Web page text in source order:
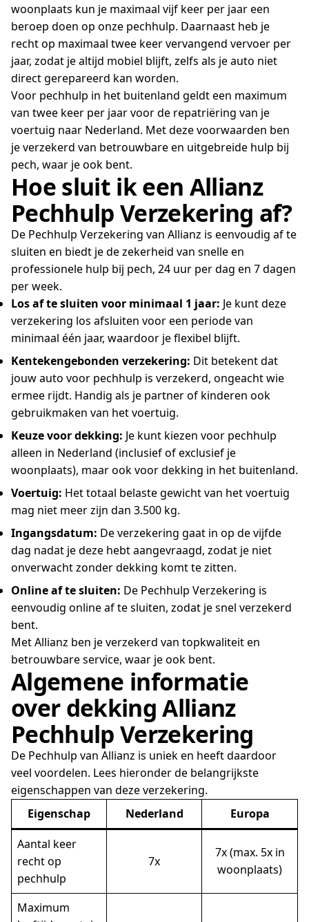
woonplaats kun je maximaal vijf keer per jaar een
beroep doen op onze pechhulp. Daarnaast heb je
recht op maximaal twee keer vervangend vervoer per
jaar, zodat je altijd mobiel blijft, zelfs als je auto niet
direct gerepareerd kan worden.
Voor pechhulp in het buitenland geldt een maximum
van twee keer per jaar voor de repatriëring van je
voertuig naar Nederland. Met deze voorwaarden ben
je verzekerd van betrouwbare en uitgebreide hulp bij
pech, waar je ook bent.
Hoe sluit ik een Allianz
Pechhulp Verzekering af?
De Pechhulp Verzekering van Allianz is eenvoudig af te
sluiten en biedt je de zekerheid van snelle en
professionele hulp bij pech, 24 uur per dag en 7 dagen
per week.
Los af te sluiten voor minimaal 1 jaar: Je kunt deze
verzekering los afsluiten voor een periode van
minimaal één jaar, waardoor je flexibel blijft.
Kentekengebonden verzekering: Dit betekent dat
jouw auto voor pechhulp is verzekerd, ongeacht wie
ermee rijdt. Handig als je partner of kinderen ook
gebruikmaken van het voertuig.
Keuze voor dekking: Je kunt kiezen voor pechhulp
alleen in Nederland (inclusief of exclusief je
woonplaats), maar ook voor dekking in het buitenland.
Voertuig: Het totaal belaste gewicht van het voertuig
mag niet meer zijn dan 3.500 kg.
Ingangsdatum: De verzekering gaat in op de vijfde
dag nadat je deze hebt aangevraagd, zodat je niet
onverwacht zonder dekking komt te zitten.
Online af te sluiten: De Pechhulp Verzekering is
eenvoudig online af te sluiten, zodat je snel verzekerd
bent.
Met Allianz ben je verzekerd van topkwaliteit en
betrouwbare service, waar je ook bent.
Algemene informatie
over dekking Allianz
Pechhulp Verzekering
De Pechhulp van Allianz is uniek en heeft daardoor
veel voordelen. Lees hieronder de belangrijkste
eigenschappen van deze verzekering.
Eigenschap
Nederland
Europa
Aantal keer
recht op
pechhulp
7x
7x (max. 5x in
woonplaats)
Maximum